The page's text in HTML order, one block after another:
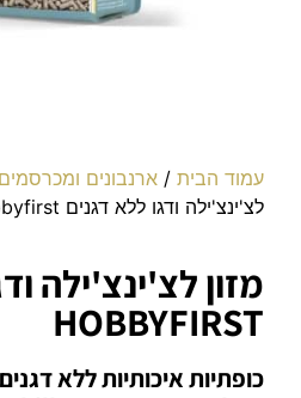
עמוד הבית /ארנבונים ומכרסמים
לצ'ינצ'ילה ודגו ללא דגנים Hobbyfirst
מזון לצ'ינצ'ילה
HOBBYFIRST
כופתיות איכותיות ללא